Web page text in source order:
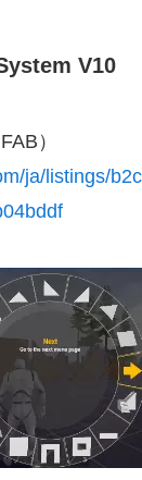
V10
）
ja/listings/